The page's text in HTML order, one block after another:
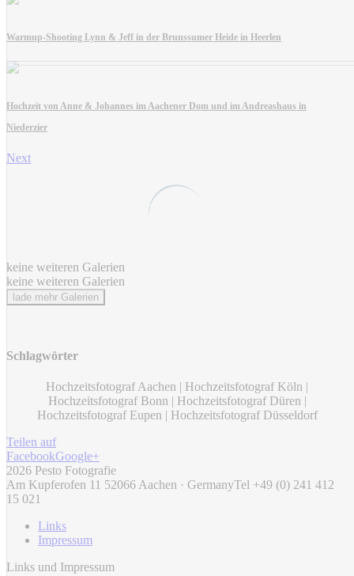
Warmup-Shooting Lynn & Jeff in der Brunssumer Heide in Heerlen
Hochzeit von Anne & Johannes im Aachener Dom und im Andreashaus in
Niederzier
Next
keine weiteren Galerien
keine weiteren Galerien
lade mehr Galerien
Schlagwörter
Hochzeitsfotograf Aachen | Hochzeitsfotograf Köln |
Hochzeitsfotograf Bonn | Hochzeitsfotograf Düren |
Hochzeitsfotograf Eupen | Hochzeitsfotograf Düsseldorf
Teilen auf
FacebookGoogle+
2026 Pesto Fotografie
Am Kupferofen 11 52066 Aachen · GermanyTel +49 (0) 241 412
15 021
Links
Impressum
Links und Impressum